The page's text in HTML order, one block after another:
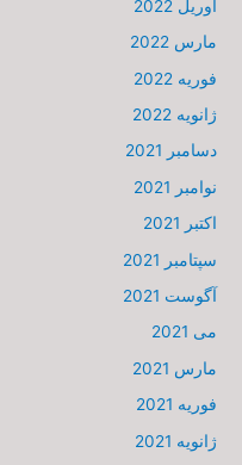
آوریل 2022
مارس 2022
فوریه 2022
ژانویه 2022
دسامبر 2021
نوامبر 2021
اکتبر 2021
سپتامبر 2021
آگوست 2021
می 2021
مارس 2021
فوریه 2021
ژانویه 2021